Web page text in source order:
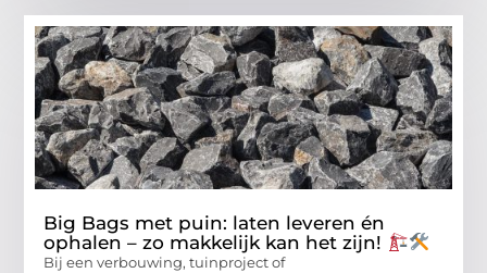
Big Bags met puin: laten leveren én
ophalen – zo makkelijk kan het zijn!
Bij een verbouwing, tuinproject of